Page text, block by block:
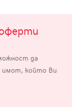
да
имот, който Ви